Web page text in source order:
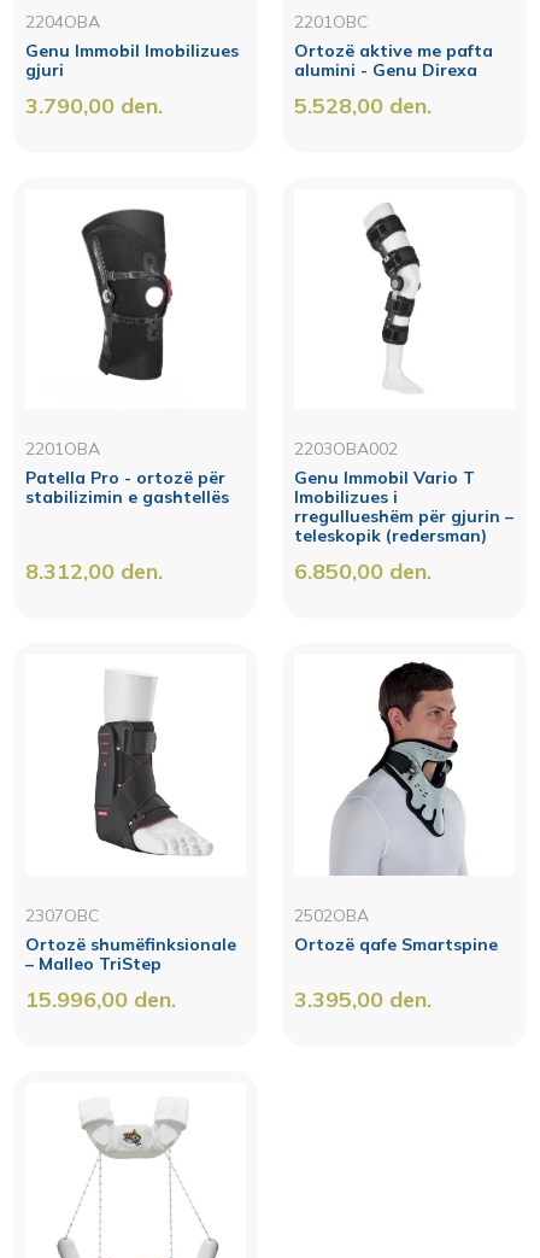
2204OBA
Genu Immobil Imobilizues
gjuri
3.790,00 den.
2201OBC
Ortozë aktive me pafta
alumini - Genu Direxa
5.528,00 den.
2201OBA
Patella Pro - оrtozë për
stabilizimin e gashtellës
8.312,00 den.
2203OBA002
Genu Immobil Vario T
Imobilizues i
rregullueshëm për gjurin –
teleskopik (redersman)
6.850,00 den.
2307OBC
Ortozë shumëfinksionale
– Malleo TriStep
15.996,00 den.
2502OBA
Ortozë qafe Smartspine
3.395,00 den.